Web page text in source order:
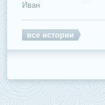
Иван
все истории